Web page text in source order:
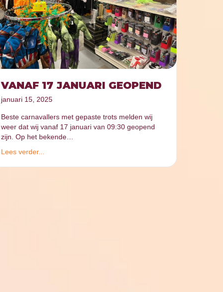
VANAF 17 JANUARI GEOPEND
januari 15, 2025
Beste carnavallers met gepaste trots melden wij
weer dat wij vanaf 17 januari van 09:30 geopend
zijn. Op het bekende…
Lees verder...